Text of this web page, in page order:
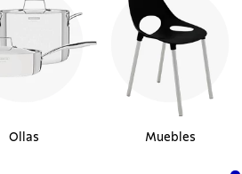
Ollas Muebles